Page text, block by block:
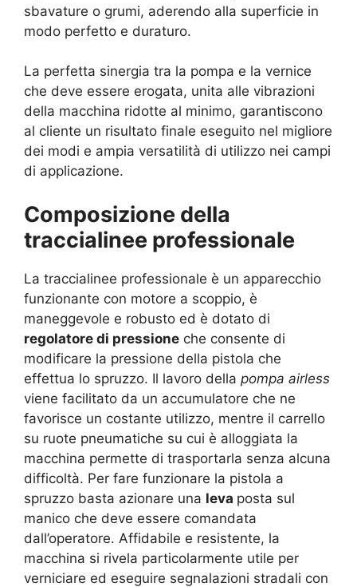
sbavature o grumi, aderendo alla superficie in
modo perfetto e duraturo.
La perfetta sinergia tra la pompa e la vernice
che deve essere erogata, unita alle vibrazioni
della macchina ridotte al minimo, garantiscono
al cliente un risultato finale eseguito nel migliore
dei modi e ampia versatilità di utilizzo nei campi
di applicazione.
Composizione della
traccialinee professionale
La traccialinee professionale è un apparecchio
funzionante con motore a scoppio, è
maneggevole e robusto ed è dotato di
regolatore di pressione che consente di
modificare la pressione della pistola che
effettua lo spruzzo. Il lavoro della pompa airless
viene facilitato da un accumulatore che ne
favorisce un costante utilizzo, mentre il carrello
su ruote pneumatiche su cui è alloggiata la
macchina permette di trasportarla senza alcuna
difficoltà. Per fare funzionare la pistola a
spruzzo basta azionare una leva posta sul
manico che deve essere comandata
dall’operatore. Affidabile e resistente, la
macchina si rivela particolarmente utile per
verniciare ed eseguire segnalazioni stradali con